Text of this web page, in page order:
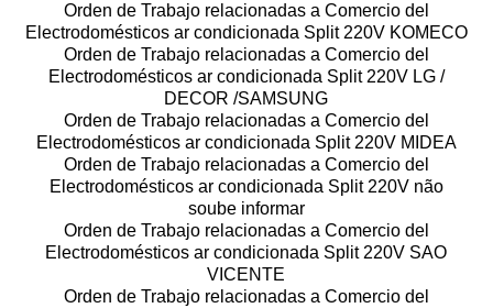
Orden de Trabajo relacionadas a Comercio del
Electrodomésticos ar condicionada Split 220V KOMECO
Orden de Trabajo relacionadas a Comercio del
Electrodomésticos ar condicionada Split 220V LG /
DECOR /SAMSUNG
Orden de Trabajo relacionadas a Comercio del
Electrodomésticos ar condicionada Split 220V MIDEA
Orden de Trabajo relacionadas a Comercio del
Electrodomésticos ar condicionada Split 220V não
soube informar
Orden de Trabajo relacionadas a Comercio del
Electrodomésticos ar condicionada Split 220V SAO
VICENTE
Orden de Trabajo relacionadas a Comercio del